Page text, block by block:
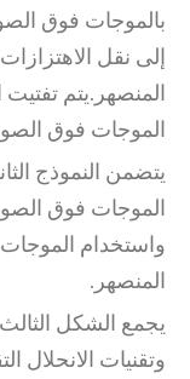
بالموجات فوق
إلى نقل
المنصهر.يتم
الموجات فوق
يتضمن النموذج
الموجات فوق
واستخدام
المنصهر.
يجمع الشكل
وتقنيات الانحلال